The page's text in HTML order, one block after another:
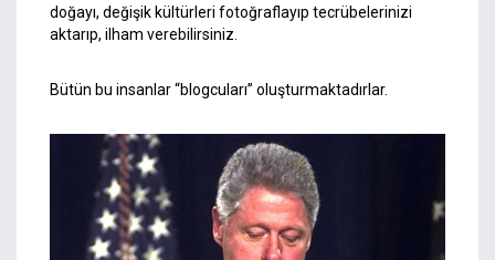
doğayı, değişik kültürleri fotoğraflayıp tecrübelerinizi
aktarıp, ilham verebilirsiniz.
Bütün bu insanlar “blogcuları” oluşturmaktadırlar.